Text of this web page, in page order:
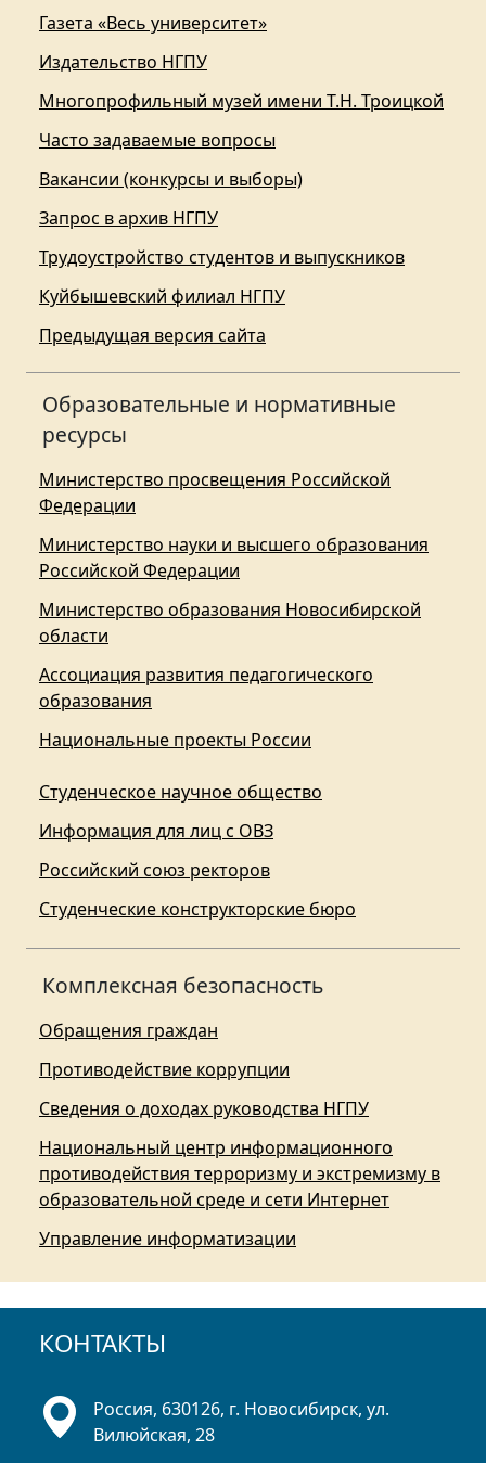
Газета «Весь университет»
Издательство НГПУ
Многопрофильный музей имени Т.Н. Троицкой
Часто задаваемые вопросы
Вакансии (конкурсы и выборы)
Запрос в архив НГПУ
Трудоустройство студентов и выпускников
Куйбышевский филиал НГПУ
Предыдущая версия сайта
Образовательные и нормативные
ресурсы
Министерство просвещения Российской
Федерации
Министерство науки и высшего образования
Российской Федерации
Министерство образования Новосибирской
области
Ассоциация развития педагогического
образования
Национальные проекты России
Студенческое научное общество
Информация для лиц с ОВЗ
Российский союз ректоров
Студенческие конструкторские бюро
Комплексная безопасность
Обращения граждан
Противодействие коррупции
Сведения о доходах руководства НГПУ
Национальный центр информационного
противодействия терроризму и экстремизму в
образовательной среде и сети Интернет
Управление информатизации
КОНТАКТЫ
Россия, 630126, г. Новосибирск, ул.
Вилюйская, 28